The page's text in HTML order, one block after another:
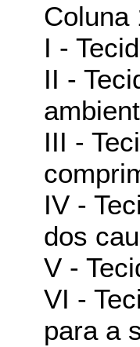
Coluna
I -
II -
III -
IV -
dos
V -
VI -
para a